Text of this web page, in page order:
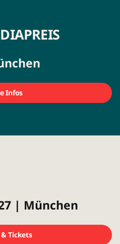
Infos
| München
Tickets